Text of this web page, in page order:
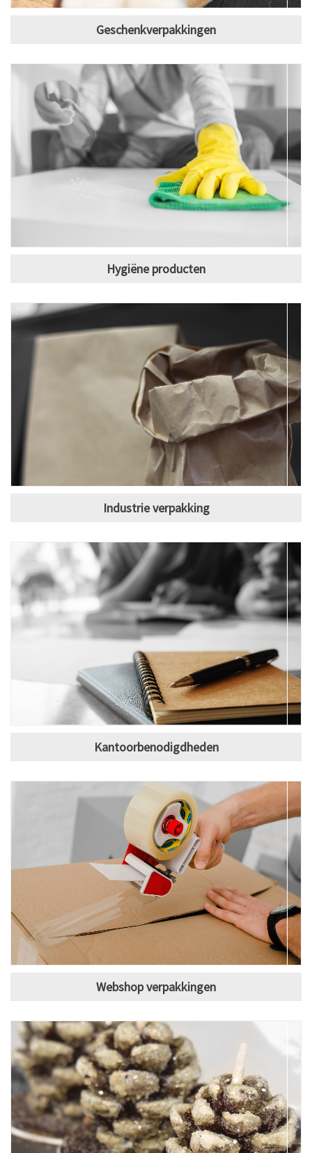
Geschenkverpakkingen
Hygiëne producten
Industrie verpakking
Kantoorbenodigdheden
Webshop verpakkingen